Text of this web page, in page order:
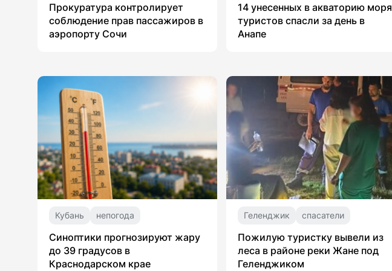
Прокуратура контролирует
соблюдение прав пассажиров в
аэропорту Сочи
14 унесенных в акваторию моря
туристов спасли за день в
Анапе
Кубань непогода
Синоптики прогнозируют жару
до 39 градусов в
Краснодарском крае
Геленджик спасатели
Пожилую туристку вывели из
леса в районе реки Жане под
Геленджиком